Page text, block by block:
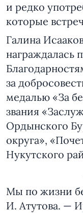
и редко
которые
Галина
награждалась
за
медалью «За
звания
Ордынского
округа»,
Нукутского
Мы по жизни
И. Атутова. —